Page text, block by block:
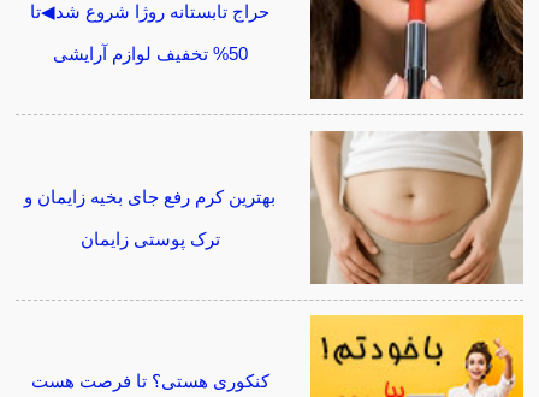
حراج تابستانه روژا شروع شد◀تا
50% تخفیف لوازم آرایشی
بهترین کرم رفع جای بخیه زایمان و
ترک پوستی زایمان
کنکوری هستی؟ تا فرصت هست